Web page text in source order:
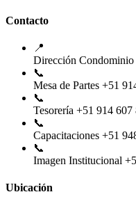
Contacto
📍
Dirección Condominio
📞
Mesa de Partes +51
📞
Tesorería +51 914 607
📞
Capacitaciones +51
📞
Imagen Institucional
Ubicación